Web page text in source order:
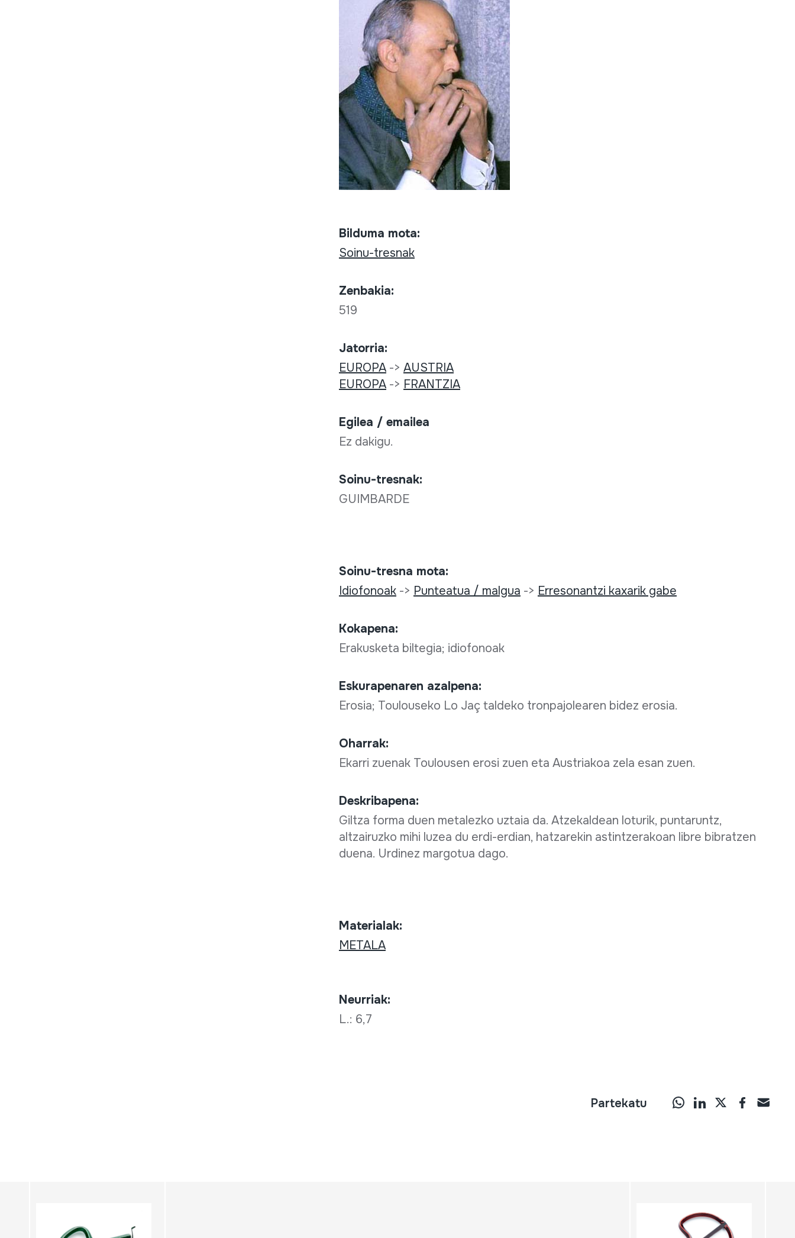
Bilduma mota:
Soinu-tresnak
Zenbakia:
519
Jatorria:
EUROPA-> AUSTRIA
EUROPA-> FRANTZIA
Egilea / emailea
Ez dakigu.
Soinu-tresnak:
GUIMBARDE
Soinu-tresna mota:
Idiofonoak-> Punteatua / malgua -> Erresonantzi kaxarik gabe
Kokapena:
Erakusketa biltegia; idiofonoak
Eskurapenaren azalpena:
Erosia; Toulouseko Lo Jaç taldeko tronpajolearen bidez erosia.
Oharrak:
Ekarri zuenak Toulousen erosi zuen eta Austriakoa zela esan zuen.
Deskribapena:
Giltza forma duen metalezko uztaia da. Atzekaldean loturik, puntaruntz,
altzairuzko mihi luzea du erdi-erdian, hatzarekin astintzerakoan libre bibratzen
duena. Urdinez margotua dago.
Materialak:
METALA
Neurriak:
L.: 6,7
Partekatu